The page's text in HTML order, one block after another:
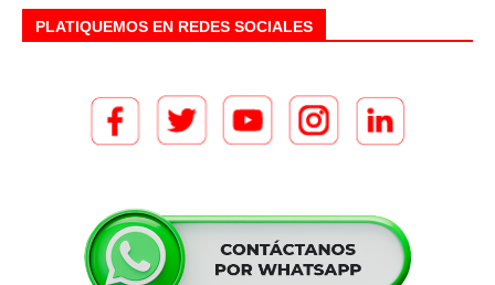
PLATIQUEMOS EN REDES SOCIALES